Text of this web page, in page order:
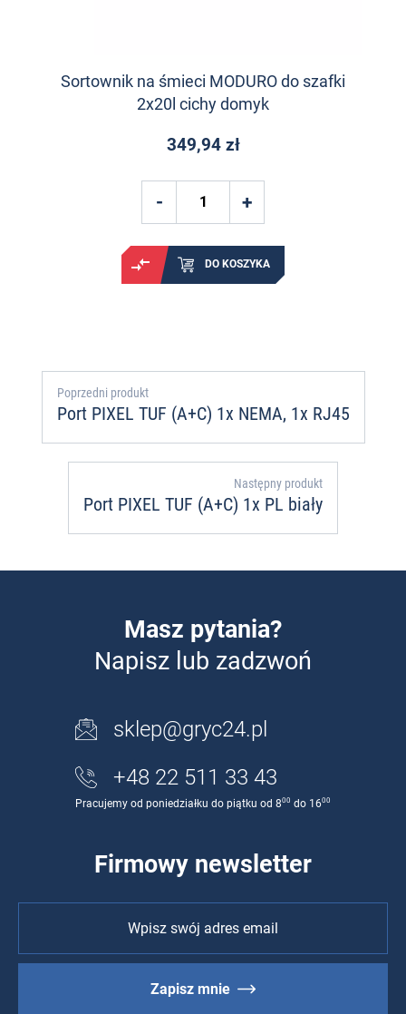
Sortownik na śmieci MODURO do szafki
2x20l cichy domyk
349,94 zł
DO KOSZYKA
Poprzedni produkt
Port PIXEL TUF (A+C) 1x NEMA, 1x RJ45
Następny produkt
Port PIXEL TUF (A+C) 1x PL biały
Masz pytania?
Napisz lub zadzwoń
sklep@gryc24.pl
+48 22 511 33 43
Pracujemy od poniedziałku do piątku od 800 do 1600
Firmowy newsletter
Zapisz mnie